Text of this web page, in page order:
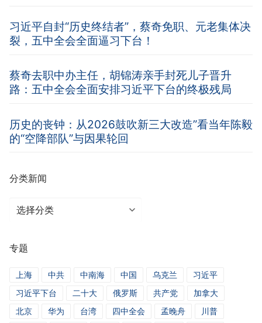
习近平自封“历史终结者”，蔡奇免职、元老集体决
裂，五中全会全面逼习下台！
蔡奇去职中办主任，胡锦涛亲手封死儿子晋升
路：五中全会全面安排习近平下台的终极残局
历史的丧钟：从2026鼓吹新三大改造”看当年陈毅
的“空降部队”与因果轮回
分类新闻
分
闻
专题
上海 中共 中南海 中国 乌克兰
习近平
习近平下台
二十大 俄罗斯 共产党
加拿大
北京
华为 台湾 四中全会 孟晚舟
川普